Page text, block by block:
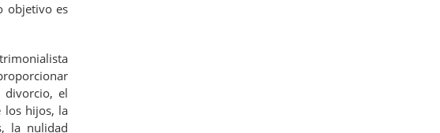
objetivo es
divorcio, el
los hijos, la
la nulidad